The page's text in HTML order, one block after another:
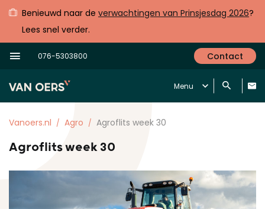
Benieuwd naar de verwachtingen van Prinsjesdag 2026?
Lees snel verder.
076-5303800 Contact
Menu
Vanoers.nl Agro Agroflits week 30
Agroflits week 30